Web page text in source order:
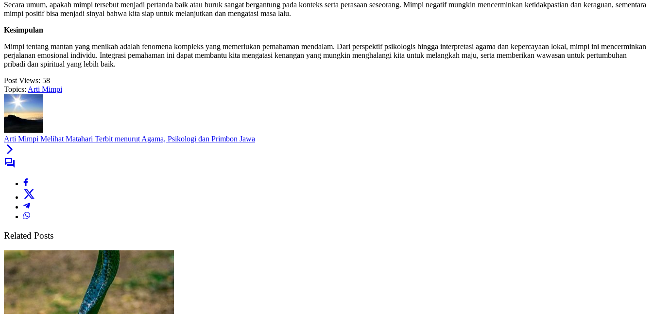
Secara umum, apakah mimpi tersebut menjadi pertanda baik atau buruk sangat bergantung pada konteks serta perasaan seseorang. Mimpi negatif mungkin mencerminkan ketidakpastian dan keraguan, sementara
mimpi positif bisa menjadi sinyal bahwa kita siap untuk melanjutkan dan mengatasi masa lalu.
Kesimpulan
Mimpi tentang mantan yang menikah adalah fenomena kompleks yang memerlukan pemahaman mendalam. Dari perspektif psikologis hingga interpretasi agama dan kepercayaan lokal, mimpi ini mencerminkan
perjalanan emosional individu. Integrasi pemahaman ini dapat membantu kita mengatasi kenangan yang mungkin menghalangi kita untuk melangkah maju, serta memberikan wawasan untuk pertumbuhan
pribadi dan spiritual yang lebih baik.
Post Views: 58
Topics: Arti Mimpi
Arti Mimpi Melihat Matahari Terbit menurut Agama, Psikologi dan Primbon Jawa
Related Posts